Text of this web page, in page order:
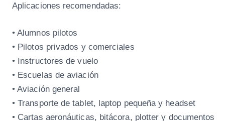
Aplicaciones recomendadas:
• Alumnos pilotos
• Pilotos privados y comerciales
• Instructores de vuelo
• Escuelas de aviación
• Aviación general
• Transporte de tablet, laptop pequeña y headset
• Cartas aeronáuticas, bitácora, plotter y documentos